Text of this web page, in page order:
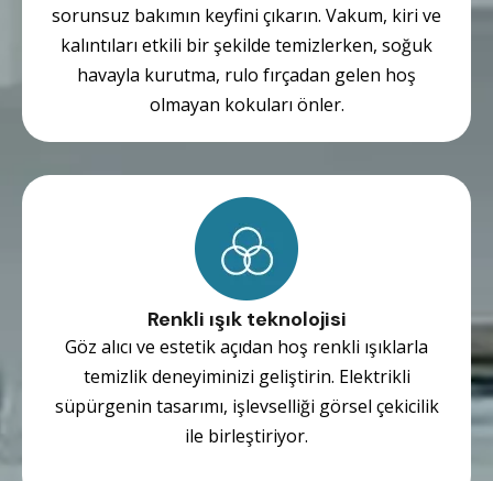
sorunsuz bakımın keyfini çıkarın. Vakum, kiri ve
kalıntıları etkili bir şekilde temizlerken, soğuk
havayla kurutma, rulo fırçadan gelen hoş
olmayan kokuları önler.
Renkli ışık teknolojisi
Göz alıcı ve estetik açıdan hoş renkli ışıklarla
temizlik deneyiminizi geliştirin. Elektrikli
süpürgenin tasarımı, işlevselliği görsel çekicilik
ile birleştiriyor.